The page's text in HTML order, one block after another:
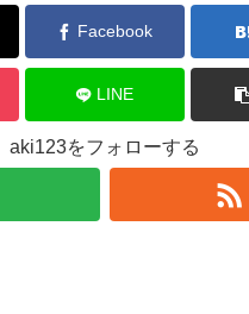
Facebook
LINE
aki123をフォローする